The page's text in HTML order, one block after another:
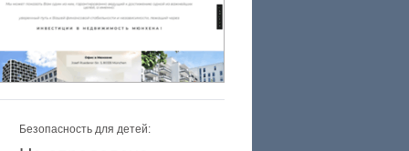
Безопасность для детей: